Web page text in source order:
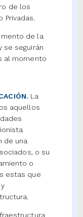
de los
Privadas.
de la
se seguirán
al momento
La
aquellos
de una
o su
o
estas que